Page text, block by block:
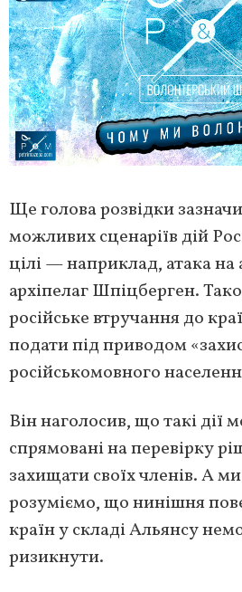
Ще голова розвідки
можливих сценаріїв дій
цілі — наприклад, атака
архіпелаг Шпіцберген.
російське втручання до
подати під приводом
російськомовного
Він наголосив, що такі дії
спрямовані на перевірку
захищати своїх членів. А
розуміємо, що нинішня
країн у складі Альянсу
ризикнути.